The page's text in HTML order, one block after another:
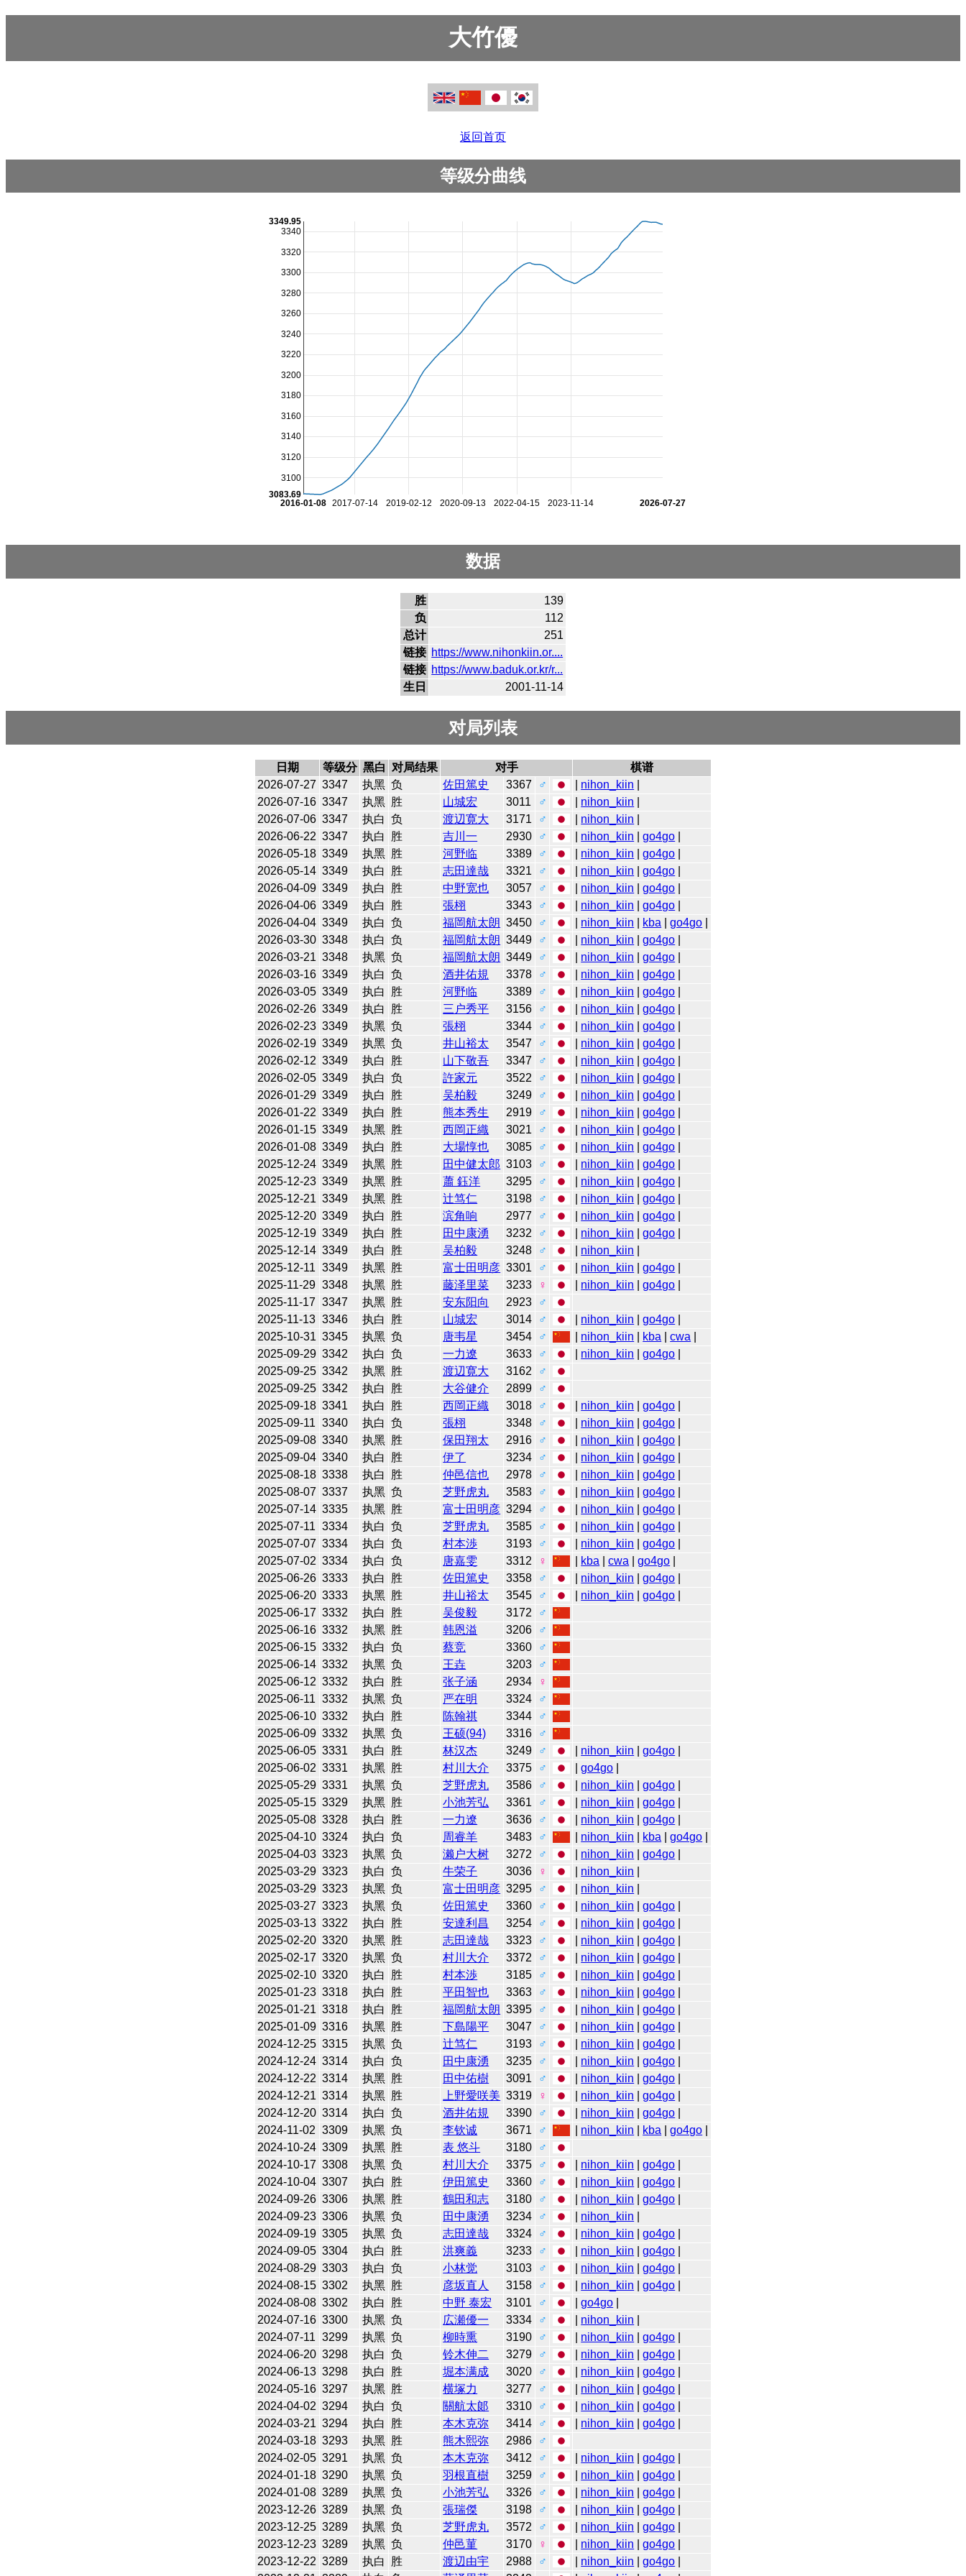
大竹優
返回首页
等级分曲线
2017-07-14 2019-02-12 2020-09-13 2022-04-15 2023-11-14
2016-01-08 2026-07-27
3100
3120
3140
3160
3180
3200
3220
3240
3260
3280
3300
3320
3340
3083.69
3349.95
数据
胜
139
负
112
总计
251
链接 https://www.nihonkiin.or....
链接 https://www.baduk.or.kr/r...
生日
2001-11-14
对局列表
日期 等级分 黑白 对局结果 对手
棋谱
2026-07-27 3347 执黑 负 佐田篤史 3367 ♂ nihon_kiin
2026-07-16 3347 执黑 胜 山城宏 3011 ♂ nihon_kiin
2026-07-06 3347 执白 负 渡辺寛大 3171 ♂ nihon_kiin
2026-06-22 3347 执白 胜 吉川一 2930 ♂ nihon_kiin |go4go
2026-05-18 3349 执黑 胜 河野临 3389 ♂ nihon_kiin |go4go
2026-05-14 3349 执白 胜 志田達哉 3321 ♂ nihon_kiin |go4go
2026-04-09 3349 执白 胜 中野宽也 3057 ♂ nihon_kiin |go4go
2026-04-06 3349 执白 胜 張栩 3343 ♂ nihon_kiin |go4go
2026-04-04 3349 执白 负 福岡航太朗 3450 ♂ nihon_kiin kba |go4go
2026-03-30 3348 执白 负 福岡航太朗 3449 ♂ nihon_kiin |go4go
2026-03-21 3348 执黑 负 福岡航太朗 3449 ♂ nihon_kiin |go4go
2026-03-16 3349 执白 负 酒井佑規 3378 ♂ nihon_kiin |go4go
2026-03-05 3349 执白 胜 河野临 3389 ♂ nihon_kiin |go4go
2026-02-26 3349 执白 胜 三户秀平 3156 ♂ nihon_kiin |go4go
2026-02-23 3349 执黑 负 張栩 3344 ♂ nihon_kiin |go4go
2026-02-19 3349 执黑 负 井山裕太 3547 ♂ nihon_kiin |go4go
2026-02-12 3349 执白 胜 山下敬吾 3347 ♂ nihon_kiin |go4go
2026-02-05 3349 执白 负 許家元 3522 ♂ nihon_kiin |go4go
2026-01-29 3349 执白 胜 吴柏毅 3249 ♂ nihon_kiin |go4go
2026-01-22 3349 执白 胜 熊本秀生 2919 ♂ nihon_kiin |go4go
2026-01-15 3349 执黑 胜 西岡正織 3021 ♂ nihon_kiin |go4go
2026-01-08 3349 执白 胜 大場惇也 3085 ♂ nihon_kiin |go4go
2025-12-24 3349 执黑 胜 田中健太郎 3103 ♂ nihon_kiin |go4go
2025-12-23 3349 执黑 胜 蕭 鈺洋 3295 ♂ nihon_kiin |go4go
2025-12-21 3349 执黑 胜 辻笃仁 3198 ♂ nihon_kiin |go4go
2025-12-20 3349 执白 胜 滨角响 2977 ♂ nihon_kiin |go4go
2025-12-19 3349 执白 胜 田中康湧 3232 ♂ nihon_kiin |go4go
2025-12-14 3349 执白 胜 吴柏毅 3248 ♂ nihon_kiin
2025-12-11 3349 执黑 胜 富士田明彦 3301 ♂ nihon_kiin |go4go
2025-11-29 3348 执黑 胜 藤泽里菜 3233 ♀ nihon_kiin |go4go
2025-11-17 3347 执黑 胜 安东阳向 2923
♂
2025-11-13 3346 执白 胜 山城宏 3014 ♂ nihon_kiin |go4go
2025-10-31 3345 执黑 负 唐韦星 3454 ♂ nihon_kiin kba |cwa
2025-09-29 3342 执白 负 一力遼 3633 ♂ nihon_kiin |go4go
2025-09-25 3342 执黑 胜 渡辺寛大 3162
♂
2025-09-25 3342 执白 胜 大谷健介 2899
♂
2025-09-18 3341 执白 胜 西岡正織 3018 ♂ nihon_kiin |go4go
2025-09-11 3340 执白 负 張栩 3348 ♂ nihon_kiin |go4go
2025-09-08 3340 执黑 胜 保田翔太 2916 ♂ nihon_kiin |go4go
2025-09-04 3340 执白 胜 伊了 3234 ♂ nihon_kiin |go4go
2025-08-18 3338 执白 胜 仲邑信也 2978 ♂ nihon_kiin |go4go
2025-08-07 3337 执黑 负 芝野虎丸 3583 ♂ nihon_kiin |go4go
2025-07-14 3335 执黑 胜 富士田明彦 3294 ♂ nihon_kiin |go4go
2025-07-11 3334 执白 负 芝野虎丸 3585 ♂ nihon_kiin |go4go
2025-07-07 3334 执白 负 村本渉 3193 ♂ nihon_kiin |go4go
2025-07-02 3334 执白 负 唐嘉雯 3312 ♀ kba |cwa |go4go
2025-06-26 3333 执白 胜 佐田篤史 3358 ♂ nihon_kiin |go4go
2025-06-20 3333 执黑 胜 井山裕太 3545 ♂ nihon_kiin |go4go
2025-06-17 3332 执白 胜 吴俊毅 3172
♂
2025-06-16 3332 执黑 胜 韩恩溢 3206
♂
2025-06-15 3332 执白 负 蔡竞 3360
♂
2025-06-14 3332 执黑 负 王垚 3203
♂
2025-06-12 3332 执白 胜 张子涵 2934
♀
2025-06-11 3332 执黑 负 严在明 3324
♂
2025-06-10 3332 执白 胜 陈翰祺 3344
♂
2025-06-09 3332 执黑 负 王硕(94) 3316
♂
2025-06-05 3331 执白 胜 林汉杰 3249 ♂ nihon_kiin |go4go
2025-06-02 3331 执黑 胜 村川大介 3375 ♂ |go4go
2025-05-29 3331 执黑 负 芝野虎丸 3586 ♂ nihon_kiin |go4go
2025-05-15 3329 执黑 胜 小池芳弘 3361 ♂ nihon_kiin |go4go
2025-05-08 3328 执白 胜 一力遼 3636 ♂ nihon_kiin |go4go
2025-04-10 3324 执白 负 周睿羊 3483 ♂ nihon_kiin kba |go4go
2025-04-03 3323 执黑 负 濑户大树 3272 ♂ nihon_kiin |go4go
2025-03-29 3323 执白 负 牛荣子 3036 ♀ nihon_kiin
2025-03-29 3323 执黑 负 富士田明彦 3295 ♂ nihon_kiin
2025-03-27 3323 执黑 负 佐田篤史 3360 ♂ nihon_kiin |go4go
2025-03-13 3322 执白 胜 安達利昌 3254 ♂ nihon_kiin |go4go
2025-02-20 3320 执黑 胜 志田達哉 3323 ♂ nihon_kiin |go4go
2025-02-17 3320 执黑 负 村川大介 3372 ♂ nihon_kiin |go4go
2025-02-10 3320 执白 胜 村本渉 3185 ♂ nihon_kiin |go4go
2025-01-23 3318 执白 胜 平田智也 3363 ♂ nihon_kiin |go4go
2025-01-21 3318 执白 胜 福岡航太朗 3395 ♂ nihon_kiin |go4go
2025-01-09 3316 执黑 胜 下島陽平 3047 ♂ nihon_kiin |go4go
2024-12-25 3315 执黑 负 辻笃仁 3193 ♂ nihon_kiin |go4go
2024-12-24 3314 执白 负 田中康湧 3235 ♂ nihon_kiin |go4go
2024-12-22 3314 执黑 胜 田中佑樹 3091 ♂ nihon_kiin |go4go
2024-12-21 3314 执黑 胜 上野愛咲美 3319 ♀ nihon_kiin |go4go
2024-12-20 3314 执白 负 酒井佑規 3390 ♂ nihon_kiin |go4go
2024-11-02 3309 执黑 负 李钦诚 3671 ♂ nihon_kiin kba |go4go
2024-10-24 3309 执黑 胜 表 悠斗 3180
♂
2024-10-17 3308 执黑 负 村川大介 3375 ♂ nihon_kiin |go4go
2024-10-04 3307 执白 胜 伊田篤史 3360 ♂ nihon_kiin |go4go
2024-09-26 3306 执黑 胜 鶴田和志 3180 ♂ nihon_kiin |go4go
2024-09-23 3306 执黑 负 田中康湧 3234 ♂ nihon_kiin
2024-09-19 3305 执黑 负 志田達哉 3324 ♂ nihon_kiin |go4go
2024-09-05 3304 执白 胜 洪爽義 3233 ♂ nihon_kiin |go4go
2024-08-29 3303 执白 负 小林觉 3103 ♂ nihon_kiin |go4go
2024-08-15 3302 执黑 胜 彦坂直人 3158 ♂ nihon_kiin |go4go
2024-08-08 3302 执白 胜 中野 泰宏 3101 ♂ |go4go
2024-07-16 3300 执黑 负 広瀬優一 3334 ♂ nihon_kiin
2024-07-11 3299 执黑 负 柳時熏 3190 ♂ nihon_kiin |go4go
2024-06-20 3298 执白 负 铃木伸二 3279 ♂ nihon_kiin |go4go
2024-06-13 3298 执白 胜 堀本满成 3020 ♂ nihon_kiin |go4go
2024-05-16 3297 执黑 胜 横塚力 3277 ♂ nihon_kiin |go4go
2024-04-02 3294 执白 负 關航太郞 3310 ♂ nihon_kiin |go4go
2024-03-21 3294 执白 胜 本木克弥 3414 ♂ nihon_kiin |go4go
2024-03-18 3293 执黑 胜 熊木熙弥 2986
♂
2024-02-05 3291 执黑 负 本木克弥 3412 ♂ nihon_kiin |go4go
2024-01-18 3290 执黑 负 羽根直樹 3259 ♂ nihon_kiin |go4go
2024-01-08 3289 执黑 负 小池芳弘 3326 ♂ nihon_kiin |go4go
2023-12-26 3289 执黑 负 張瑞傑 3198 ♂ nihon_kiin |go4go
2023-12-25 3289 执黑 负 芝野虎丸 3572 ♂ nihon_kiin |go4go
2023-12-23 3289 执黑 负 仲邑菫 3170 ♀ nihon_kiin |go4go
2023-12-22 3289 执白 胜 渡辺由宇 2988 ♂ nihon_kiin |go4go